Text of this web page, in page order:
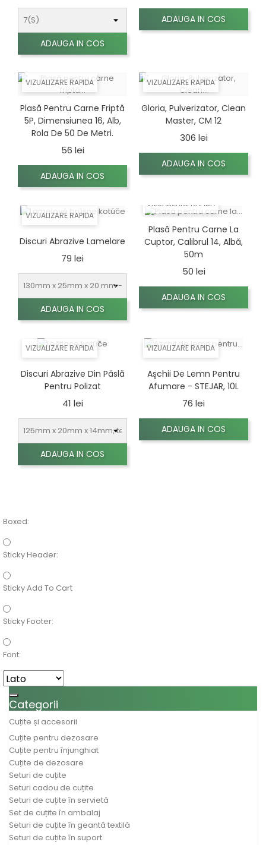
Toggle navigation
Categorii
Cuțite și accesorii
Cuțite pentru dezosare
Cuțite pentru înjunghiat
Cuțite de dezosare
Seturi de cuțite
Seturi cadou de cuțite
Seturi de cuțite în servietă
Set de cuțite în ambalaj
Seturi de cuțite în geantă textilă
Seturi de cuțite în suport
ADAUGA IN COS
ADAUGA IN COS
VIZUALIZARE RAPIDA
Plasă Pentru Carne Friptă
5P, Dimensiunea 16, Alb,
Rola De 50 De Metri.
56 leiPret
ADAUGA IN COS
VIZUALIZARE RAPIDA
Gloria, Pulverizator, Clean
Master, CM 12
306 leiPret
ADAUGA IN COS
VIZUALIZARE RAPIDA
Discuri Abrazive Lamelare
79 lei
ADAUGA IN COS
VIZUALIZARE RAPIDA
Plasă Pentru Carne La
Cuptor, Calibrul 14, Albă,
50m
50 leiPret
ADAUGA IN COS
VIZUALIZARE RAPIDA
Discuri Abrazive Din Pâslă
Pentru Polizat
41 leiPret
ADAUGA IN COS
VIZUALIZARE RAPIDA
Așchii De Lemn Pentru
Afumare - STEJAR, 10L
76 lei
ADAUGA IN COS
Boxed:
Sticky Header:
Sticky Add To Cart
Sticky Footer:
Font: